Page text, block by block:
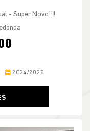
- Super Novo!!!
2024/2025